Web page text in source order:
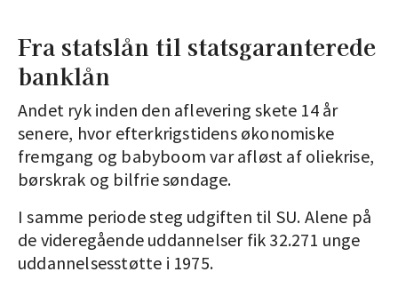
Fra statslån til statsgaranterede
banklån
Andet ryk inden den aflevering skete 14 år
senere, hvor efterkrigstidens økonomiske
fremgang og babyboom var afløst af oliekrise,
børskrak og bilfrie søndage.
I samme periode steg udgiften til SU. Alene på
de videregående uddannelser fik 32.271 unge
uddannelsesstøtte i 1975.